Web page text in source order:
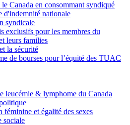
le Canada en consommant syndiqué
d'indemnité nationale
syndicale
exclusifs pour les membres du
leurs families
la sécurité
de bourses pour l’équité des TUAC
leucémie & lymphome du Canada
féminine et égalité des sexes
sociale